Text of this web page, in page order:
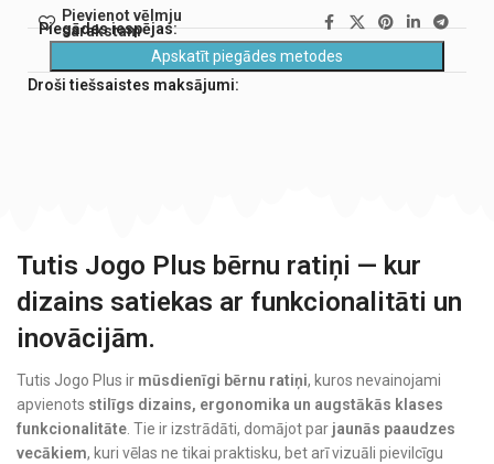
Pievienot vēlmju
sarakstam
Piegādes iespējas:
Apskatīt piegādes metodes
Droši tiešsaistes maksājumi:
Tutis Jogo Plus bērnu ratiņi — kur
dizains satiekas ar funkcionalitāti un
inovācijām.
Tutis Jogo Plus ir mūsdienīgi bērnu ratiņi, kuros nevainojami
apvienots stilīgs dizains, ergonomika un augstākās klases
funkcionalitāte. Tie ir izstrādāti, domājot par jaunās paaudzes
vecākiem, kuri vēlas ne tikai praktisku, bet arī vizuāli pievilcīgu